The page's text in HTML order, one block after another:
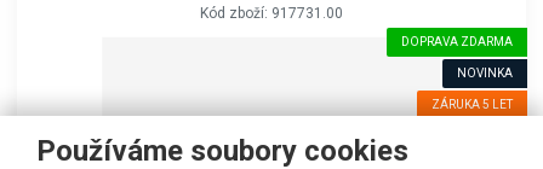
Používáme soubory cookies
Kód zboží: 917731.00
DOPRAVA ZDARMA
NOVINKA
ZÁRUKA 5 LET